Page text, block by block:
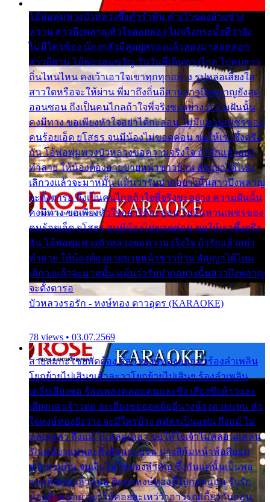
โอ้พ่อพุ่มพวงบัวหลวงซึ้งคำรำพัน คำเว้าของอ้ายช่าง
หวาน สาวบึงพลาญหัวใจลอยล่อง ไม่จริงกระมั้งที่ว่ายัง
ไม่มีใครข้อง น้องกลัวมีคู่อยู่ครองแล้วลองมาล่อหลอก
สาวอีสาน โอ้พ่อจอมขวัญ วันวันพี่เดินทางไกล ไปพบสาว
ถิ่นไหนไหน คงเว้าเอาใจเขาทุกทุกอย่าง รูปหล่อเสียงใส
สาวใดหรือจะให้ผ่าน พี่มาถึงถิ่นอีสานสาวบึงพลาญยังสุด
ออนซอน ถึงเป็นคนไกลถ้าใจพี่จริงซะอย่าง ความฝันนั้น
คงมีทาง ขอเพียงหัวใจอย่าได้กะล่อน ไม่มีแหวนเพชรของ
คนร้อยเอ็ด ยโสธร จนมีน้องไม่ขอดค่อน ขอให้เราซึ้งตรึง
กัน โอ้พ่อพุ่มพวงบัวหลวงขอความจริงใจ ถ้ารักแล้วอย่า
ทำลาย ให้น้องต้องอายขายหน้าชาวบ้าน สัญญาได้ไหม
เลิกวงแล้วจะมาหมั้น แม้นว่ารับปากอย่างนั้นสาวบึงพลาญ
จะตั้งตารอ ถึงเป็นคนไกลถ้าใจพี่จริงซะอย่าง ความฝันนั้น
คงมีทาง ขอเพียงหัวใจอย่าได้กะล่อน ไม่มีแหวนเพชรของ
คนร้อยเอ็ด ยโสธร จนมีน้องไม่ขอดค่อน ขอให้เราซึ้งตรึง
กัน โอ้พ่อพุ่มพวงบัวหลวงขอความจริงใจ ถ้ารักแล้วอย่า
ทำลาย ให้น้องต้องอายขายหน้าชาวบ้าน สัญญาได้ไหม
เลิกวงแล้วจะมาหมั้น แม้นว่ารับปากอย่างนั้นสาวบึงพลาญ
จะตั้งตารอ
บัวหลวงรอรัก - หงษ์ทอง ดาวอุดร (KARAOKE)
78 views • 03.07.2569
สายลมกะโชยพัดต้อง อีสาวหงษ์ทองออกมาร้องลำเพลิน
โยกย้ายไปเสินๆเอ้าละวาโยกย้ายไปเสินๆ ร้องลำเพลิน
เคลียเสียงซอ ร้องเพลงคลอแคนและซึง เสียงซึงห้าวและ
เสียงแคนจ้าวต่อ ละเสียงซอออดอ้ออีนางน้องอวยแขน หัว
ใจหงษ์ทองยังว่าง จะมีใครบ้าง สมัครเป็นแฟน ถึงแม้ ไม่
หล่อเหลา ถึงแม้ ไม่หล่อเหลา ขอให้ใจเจ้าไม่คลอนแคลน
รักเหนียวแน่นละถึงสิจนกะบ่จน นางสิก้มหน้าพ้อสิยอม
ยากฮ่วมกัน จนเงินไม่ใช่ของสำคัญ ซึ้งกันแค่นั้นเป็นพอ
หากพี่ชอบแล้วหนอ ติดต่อหงษ์ทองนี้ไปกอดนอน รับรัก
น้องสักหน่อย อย่าให้คอยละเหว่ว้าอาวรณ์เกี้ยวกันก่อน